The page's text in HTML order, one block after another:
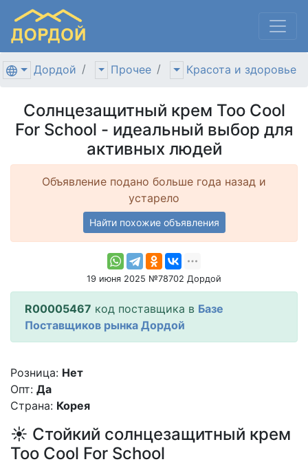
Дордой Прочее Красота и здоровье
Солнцезащитный крем Too Cool
For School - идеальный выбор для
активных людей
Объявление подано больше года назад и
устарело
Найти похожие объявления
19 июня 2025 №78702 Дордой
R00005467 код поставщика в Базе
Поставщиков рынка Дордой
Розница: Нет
Опт: Да
Страна: Корея
☀️ Стойкий солнцезащитный крем
Too Cool For School